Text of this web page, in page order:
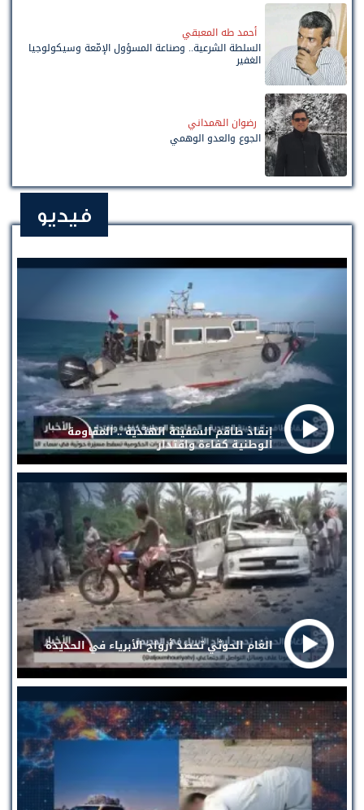
أحمد طه المعبقي
السلطة الشرعية.. وصناعة المسؤول الإمّعة وسيكولوجيا
الغفير
رضوان الهمداني
الجوع والعدو الوهمي
فيديو
إنقاذ طاقم السفينة الهندية .. المقاومة
الوطنية كفاءة واقتدار
الغام الحوثي تحصد أرواح الأبرياء في الحديدة